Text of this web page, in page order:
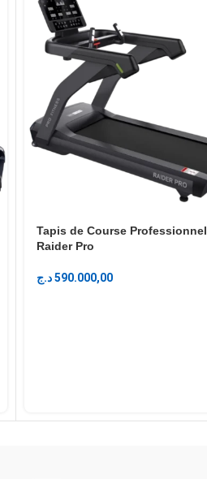
Tapis de Course Professionnel
Raider Pro
590.000,00د.ج